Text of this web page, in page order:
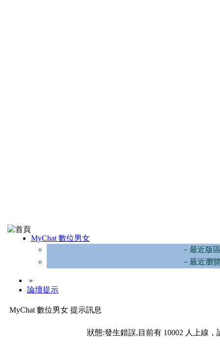
MyChat 數位男女
－最近版
－最近瀏
»
論壇提示
MyChat 數位男女 提示訊息
狀態:發生錯誤,目前有 10002 人上線